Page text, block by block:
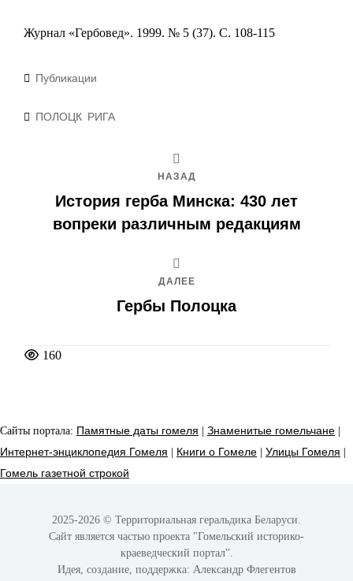
Журнал «Гербовед». 1999. № 5 (37). С. 108-115
Рубрики
Публикации
Метки
ПОЛОЦК РИГА
НАЗАД
История герба Минска: 430 лет
вопреки различным редакциям
ДАЛЕЕ
Гербы Полоцка
160
Сайты портала: Памятные даты гомеля | Знаменитые гомельчане |
Интернет-энциклопедия Гомеля | Книги о Гомеле | Улицы Гомеля |
Гомель газетной строкой
2025-2026 © Территориальная геральдика Беларуси.
Сайт является частью проекта "Гомельский историко-
краеведческий портал"
Идея, создание, поддержка: Александр Флегентов